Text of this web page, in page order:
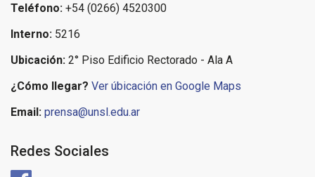
Teléfono: +54 (0266) 4520300
Interno: 5216
Ubicación: 2° Piso Edificio Rectorado - Ala A
¿Cómo llegar? Ver úbicación en Google Maps
Email: prensa@unsl.edu.ar
Redes Sociales